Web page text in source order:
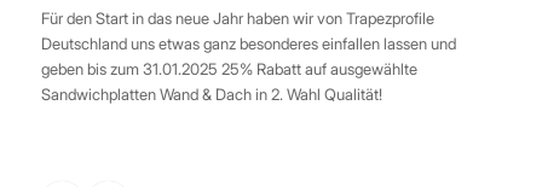
Für den Start in das neue Jahr haben wir von Trapezprofile
Deutschland uns etwas ganz besonderes einfallen lassen und
geben bis zum 31.01.2025 25% Rabatt auf ausgewählte
Sandwichplatten Wand & Dach in 2. Wahl Qualität!